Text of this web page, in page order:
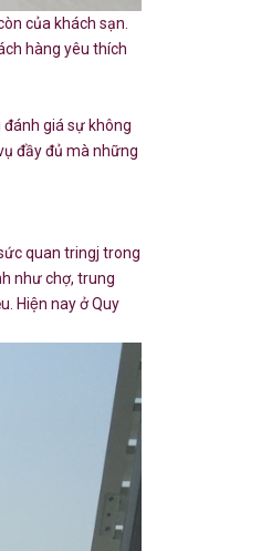
của khách sạn.
hàng yêu thích
giá sự không
đầy đủ mà những
quan tringj trong
như chợ, trung
Hiện nay ở Quy